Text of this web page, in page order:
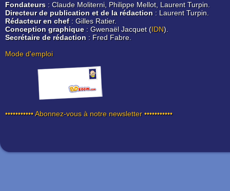
Fondateurs : Claude Moliterni, Philippe Mellot, Laurent Turpin.
Directeur de publication et de la rédaction : Laurent Turpin.
Rédacteur en chef: Gilles Ratier.
Conception graphique: Gwenaël Jacquet (IDN).
Secrétaire de rédaction : Fred Fabre.
Mode d'emploi
••••••••••• Abonnez-vous à notre newsletter •••••••••••